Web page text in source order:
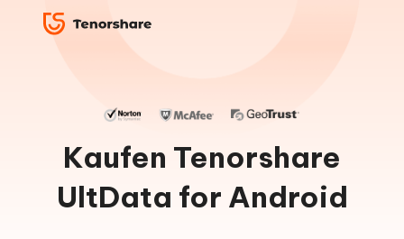
Kaufen Tenorshare
UltData for Android